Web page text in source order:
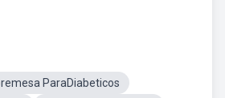
ParaDiabeticos